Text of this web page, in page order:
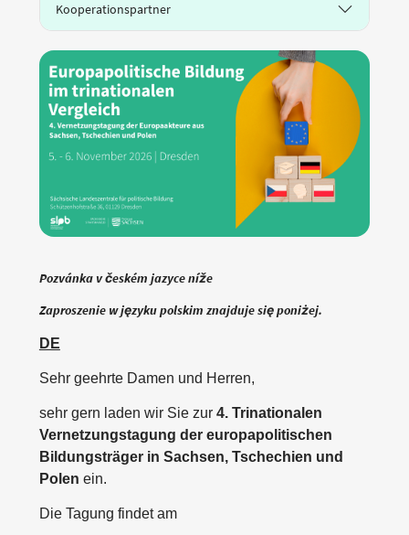
Kooperationspartner
Pozvánka v českém jazyce níže
Zaproszenie w języku polskim znajduje się poniżej.
DE
Sehr geehrte Damen und Herren,
sehr gern laden wir Sie zur 4. Trinationalen
Vernetzungstagung der europapolitischen
Bildungsträger in Sachsen, Tschechien und
Polen ein.
Die Tagung findet am